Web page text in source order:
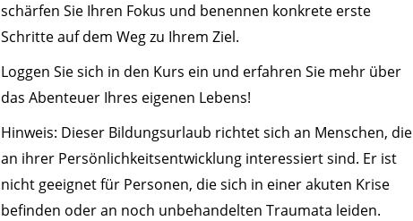
schärfen Sie Ihren Fokus und benennen konkrete erste
Schritte auf dem Weg zu Ihrem Ziel.
Loggen Sie sich in den Kurs ein und erfahren Sie mehr über
das Abenteuer Ihres eigenen Lebens!
Hinweis: Dieser Bildungsurlaub richtet sich an Menschen, die
an ihrer Persönlichkeitsentwicklung interessiert sind. Er ist
nicht geeignet für Personen, die sich in einer akuten Krise
befinden oder an noch unbehandelten Traumata leiden.